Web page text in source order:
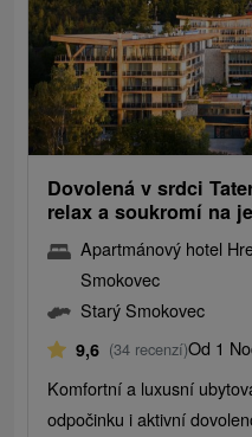
Dovolená v srdci
relax a soukromí na
Apartmánový hotel
Smokovec
Starý Smokovec
9,6 (34 recenzí)Od 1
Komfortní a luxusní
odpočinku i aktivní